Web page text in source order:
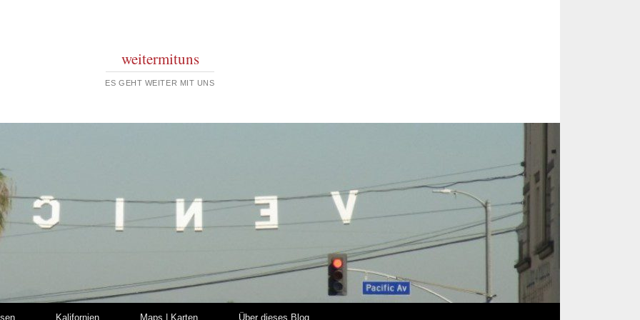
weitermituns
ES GEHT WEITER MIT UNS
Kalifornien Maps | Karten Über dieses Blog